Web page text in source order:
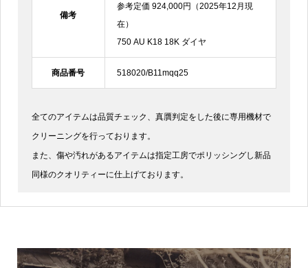
全てのアイテムは品質チェック、真贋判定をした後に専用機材で
クリーニングを行っております。
また、傷や汚れがあるアイテムは指定工房でポリッシングし新品
同様のクオリティーに仕上げております。
備考
参考定価 924,000円（2025年12月現
在）
750 AU K18 18K ダイヤ
商品番号 518020/B11mqq25